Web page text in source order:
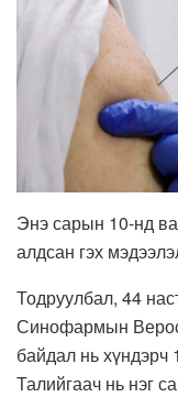
Энэ сарын 10-нд
алдсан гэх
Тодруулбал, 44
Синофармын
байдал нь
Талийгаач нь нэг